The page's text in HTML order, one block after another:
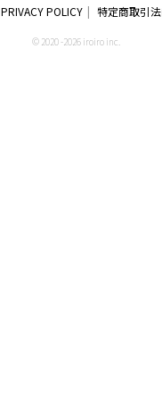
PRIVACY POLICY 特定商取引
© 2020 -2026 iroiro inc.